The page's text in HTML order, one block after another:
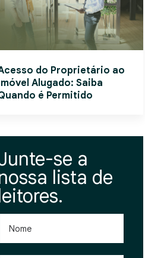
do Proprietário ao
Alugado: Saiba
é Permitido
se a
lista de